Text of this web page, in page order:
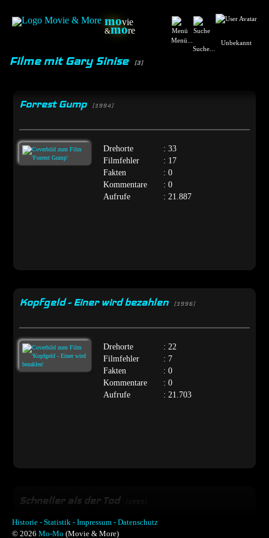
movie
&more
Menü...
Suche...
Unbekannt
Filme mit Gary Sinise (3)
Forrest Gump [1994]
Drehorte
: 33
Filmfehler
: 17
Fakten
: 0
Kommentare
: 0
Aufrufe
: 21.887
Kopfgeld - Einer wird bezahlen [1996]
Drehorte
: 22
Filmfehler
: 7
Fakten
: 0
Kommentare
: 0
Aufrufe
: 21.703
Schneller als der Tod
Historie - Statistik - Impressum - Datenschutz
© 2026 Mo-Mo (Movie & More)